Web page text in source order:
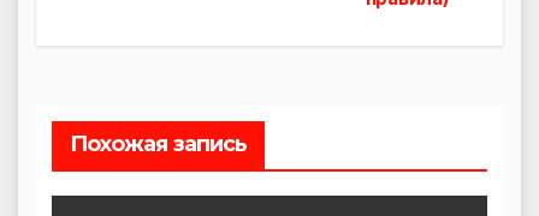
Похожая запись